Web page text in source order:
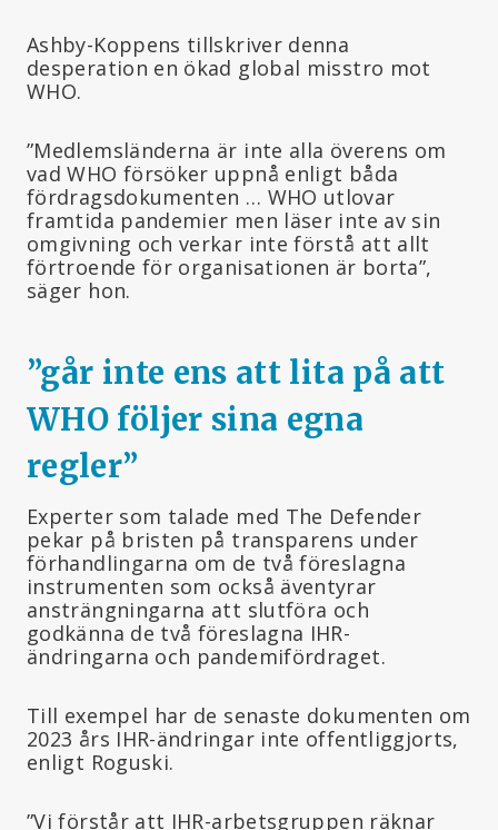
Ashby-Koppens tillskriver denna
desperation en ökad global misstro mot
WHO.
”Medlemsländerna är inte alla överens om
vad WHO försöker uppnå enligt båda
fördragsdokumenten … WHO utlovar
framtida pandemier men läser inte av sin
omgivning och verkar inte förstå att allt
förtroende för organisationen är borta”,
säger hon.
”går inte ens att lita på att
WHO följer sina egna
regler”
Experter som talade med The Defender
pekar på bristen på transparens under
förhandlingarna om de två föreslagna
instrumenten som också äventyrar
ansträngningarna att slutföra och
godkänna de två föreslagna IHR-
ändringarna och pandemifördraget.
Till exempel har de senaste dokumenten om
2023 års IHR-ändringar inte offentliggjorts,
enligt Roguski.
”Vi förstår att IHR-arbetsgruppen räknar